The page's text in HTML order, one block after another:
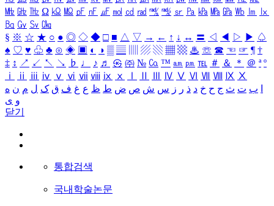
㎒ ㎓ ㎔ Ω ㏀ ㏁ ㎊ ㎋ ㎌ ㏖ ㏅ ㎭ ㎮ ㎯ ㏛ ㎩ ㎪ ㎫ ㎬ ㏝ ㏐
㏓
㏃ ㏉ ㏜ ㏆
§ ※ ☆ ★ ○ ● ◎ ◇ ◆ □ ■ △ ▽ → ← ↑ ↓ ↔ 〓 ◁ ◀ ▷ ▶ ♤
♠ ♡ ♥ ♧ ♣ ⊙ ◈ ▣ ◐ ◑ ▒ ▤ ▨ ▧ ▦ ▩ ♨ ☏ ☎ ☜ ☞ ¶ †
‡ ↕ ↗ ↙ ↖ ↘ ♭ ♩ ♪ ♬ ㉿ ㈜ № ㏇ ™ ㏂ ㏘ ℡ ＃ ＆ ＊ ＠ ª º
ⅰ
ⅱ ⅲ ⅳ ⅴ ⅵ ⅶ ⅷ ⅸ ⅹ Ⅳ Ⅴ Ⅵ Ⅶ Ⅷ Ⅸ Ⅹ
ب ت ث ج ح خ د ذ ر ز س ش ص ض ط ظ ع غ ف ق ک ل م ن ه
و ی
닫기
통합검색
국내학술논문